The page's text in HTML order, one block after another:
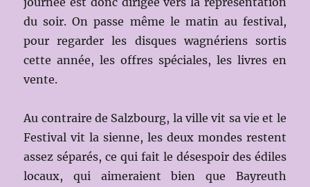
du soir. On passe même le matin au festival,
pour regarder les disques wagnériens sortis
cette année, les offres spéciales, les livres en
vente.
Au contraire de Salzbourg, la ville vit sa vie et le
Festival vit la sienne, les deux mondes restent
assez séparés, ce qui fait le désespoir des édiles
locaux, qui aimeraient bien que Bayreuth